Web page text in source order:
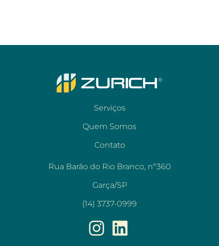
Serviços
Quem Somos
Contato
Rua Barão do Rio Branco, nº360
Garça/SP
(14) 3737-0999